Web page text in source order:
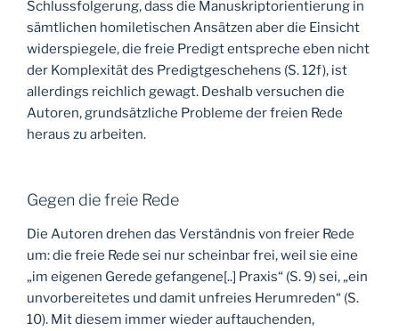
Schlussfolgerung, dass die Manuskriptorientierung in
sämtlichen homiletischen Ansätzen aber die Einsicht
widerspiegele, die freie Predigt entspreche eben nicht
der Komplexität des Predigtgeschehens (S. 12f), ist
allerdings reichlich gewagt. Deshalb versuchen die
Autoren, grundsätzliche Probleme der freien Rede
heraus zu arbeiten.
Gegen die freie Rede
Die Autoren drehen das Verständnis von freier Rede
um: die freie Rede sei nur scheinbar frei, weil sie eine
„im eigenen Gerede gefangene[..] Praxis“ (S. 9) sei, „ein
unvorbereitetes und damit unfreies Herumreden“ (S.
10). Mit diesem immer wieder auftauchenden,